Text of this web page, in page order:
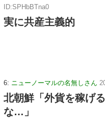
ID:SPHbBTna0
実に共産主義的
6: ニューノーマルの名無しさん
北朝鮮「外貨を稼げ
な…」